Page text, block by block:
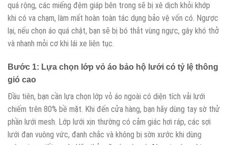
quá rộng, các miếng đệm giáp bên trong sẽ bị xê dịch khỏi khớp
khi có va chạm, làm mất hoàn toàn tác dụng bảo vệ vốn có. Ngược
lại, nếu chọn áo quá chật, bạn sẽ bị bó thắt vùng ngực, gây khó thở
và nhanh mỏi cơ khi lái xe liên tục.
Bước 1: Lựa chọn lớp vỏ áo bảo hộ lưới có tỷ lệ thông
gió cao
Đầu tiên, bạn cần lựa chọn lớp vỏ áo ngoài có diện tích vải lưới
chiếm trên 80% bề mặt. Khi đến cửa hàng, bạn hãy dùng tay sờ thử
phần lưới mesh. Lớp lưới xịn thường có cảm giác hơi ráp, các sợi
lưới đan vuông vức, đanh chắc và không bị sờn xước khi dùng